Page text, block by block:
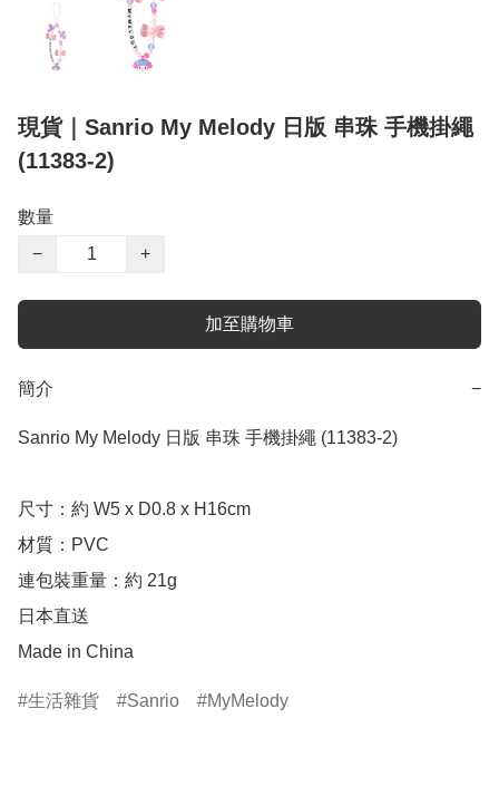
現貨｜Sanrio My Melody 日版 串珠 手機掛繩
(11383-2)
數量
−
+
加至購物車
簡介 −
Sanrio My Melody 日版 串珠 手機掛繩 (11383-2)
尺寸：約 W5 x D0.8 x H16cm
材質：PVC
連包裝重量：約 21g
日本直送
Made in China
生活雜貨 Sanrio MyMelody